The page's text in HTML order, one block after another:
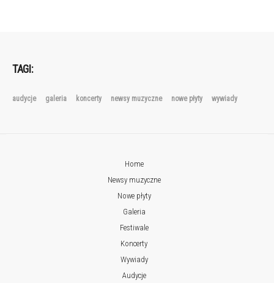
TAGI:
audycje galeria koncerty newsy muzyczne nowe płyty wywiady
Home
Newsy muzyczne
Nowe płyty
Galeria
Festiwale
Koncerty
Wywiady
Audycje